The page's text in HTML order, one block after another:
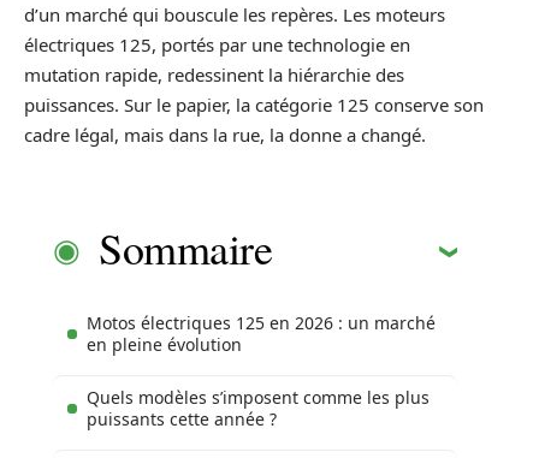
d’un marché qui bouscule les repères. Les moteurs
électriques 125, portés par une technologie en
mutation rapide, redessinent la hiérarchie des
puissances. Sur le papier, la catégorie 125 conserve son
cadre légal, mais dans la rue, la donne a changé.
Sommaire
Motos électriques 125 en 2026 : un marché
en pleine évolution
Quels modèles s’imposent comme les plus
puissants cette année ?